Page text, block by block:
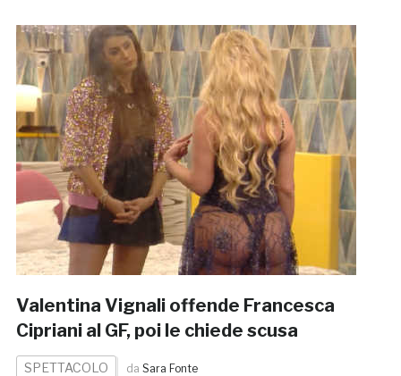
Valentina Vignali offende Francesca
Cipriani al GF, poi le chiede scusa
SPETTACOLO da Sara Fonte